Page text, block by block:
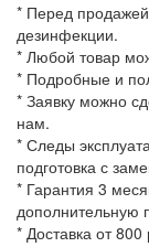
* Перед
дезинфекции.
* Любой товар
* Подробные и
* Заявку можно
нам.
* Следы
подготовка с
* Гарантия 3
дополнительную
* Доставка от 800